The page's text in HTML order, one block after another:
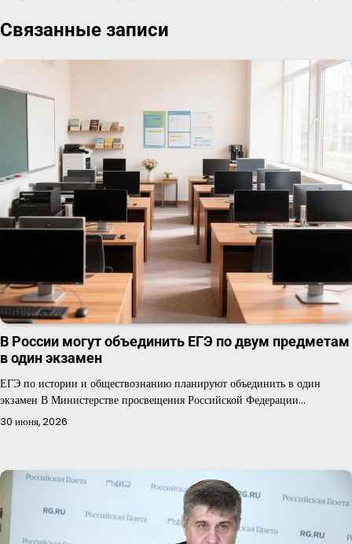
Связанные записи
В России могут объединить ЕГЭ по двум предметам
в один экзамен
ЕГЭ по истории и обществознанию планируют объединить в один
экзамен В Министерстве просвещения Российской Федерации…
30 июня, 2026